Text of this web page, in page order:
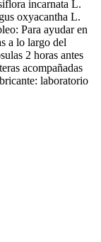
incarnata L.
oxyacantha L.
Para ayudar en
a lo largo del
2 horas antes
acompañadas
laboratorio